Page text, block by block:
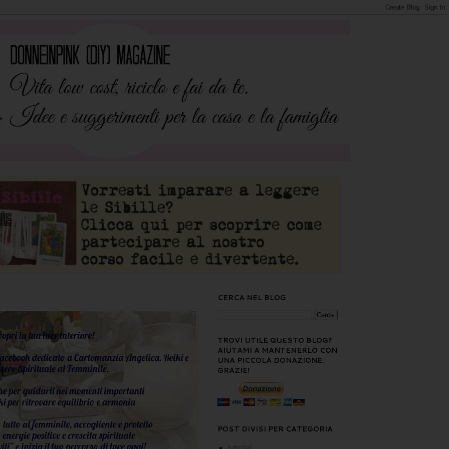
CERCA NEL BLOG
TROVI UTILE QUESTO BLOG?
AIUTAMI A MANTENERLO CON
UNA PICCOLA DONAZIONE.
GRAZIE!
POST DIVISI PER CATEGORIA